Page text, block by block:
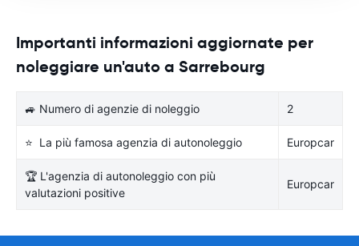
Importanti informazioni aggiornate per
noleggiare un'auto a Sarrebourg
🚙 Numero di agenzie di noleggio 2
⭐ La più famosa agenzia di autonoleggio Europcar
🏆 L'agenzia di autonoleggio con più
valutazioni positive
Europcar